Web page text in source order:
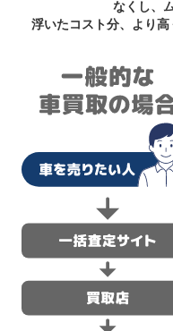
なくし、
浮いたコスト分、より